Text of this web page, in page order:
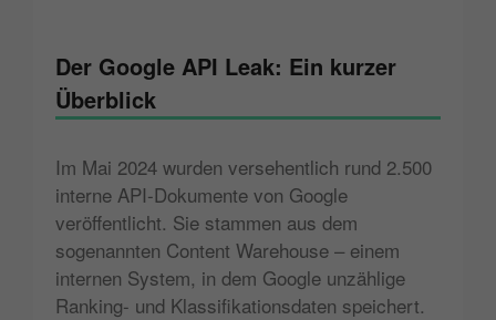
Der Google API Leak: Ein kurzer
Überblick
Im Mai 2024 wurden versehentlich rund 2.500
interne API-Dokumente von Google
veröffentlicht. Sie stammen aus dem
sogenannten Content Warehouse – einem
internen System, in dem Google unzählige
Ranking- und Klassifikationsdaten speichert.